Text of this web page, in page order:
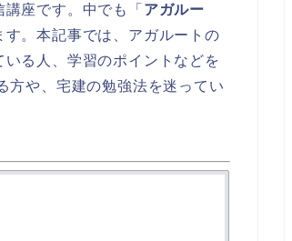
座です。中でも「 アガルー
す。本記事では、アガルートの
る人、学習のポイントなどを
方や、宅建の勉強法を迷ってい